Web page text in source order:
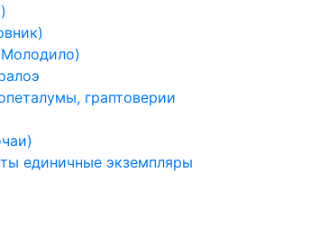
граптоверии
единичные экземпляры